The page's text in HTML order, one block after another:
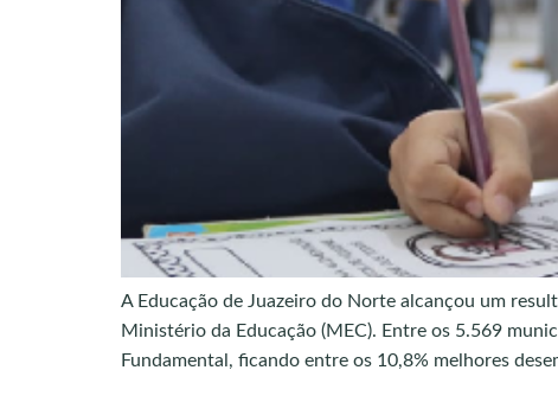
A Educação de Juazeiro do Norte alcançou um
Ministério da Educação (MEC). Entre os 5.569
Fundamental, ficando entre os 10,8% melhores